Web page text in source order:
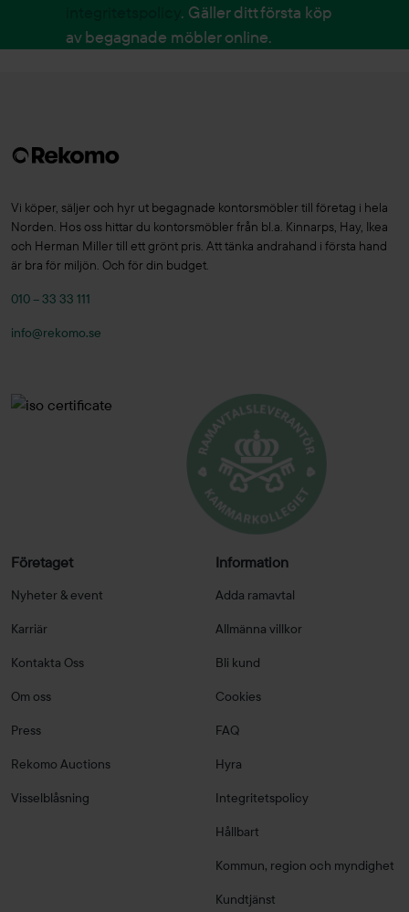
. Gäller ditt första köp
av begagnade möbler online.
Vi köper, säljer och hyr ut begagnade kontorsmöbler till företag i hela
Norden. Hos oss hittar du kontorsmöbler från bl.a. Kinnarps, Hay, Ikea
och Herman Miller till ett grönt pris. Att tänka andrahand i första hand
är bra för miljön. Och för din budget.
010 – 33 33 111
info@rekomo.se
Företaget
Nyheter & event
Karriär
Kontakta Oss
Om oss
Press
Rekomo Auctions
Visselblåsning
Information
Adda ramavtal
Allmänna villkor
Bli kund
Cookies
FAQ
Hyra
Integritetspolicy
Hållbart
Kommun, region och myndighet
Kundtjänst